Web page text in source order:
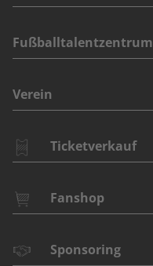
Fußballtalentzentrum
Verein
Ticketverkauf
Fanshop
Sponsoring